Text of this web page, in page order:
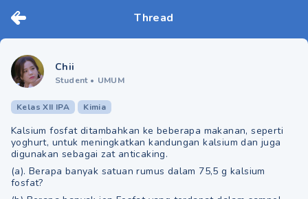
Thread
Chii
Student • UMUM
Kelas XII IPA Kimia
Kalsium fosfat ditambahkan ke beberapa makanan, seperti
yoghurt, untuk meningkatkan kandungan kalsium dan juga
digunakan sebagai zat anticaking.
(a). Berapa banyak satuan rumus dalam 75,5 g kalsium
fosfat?